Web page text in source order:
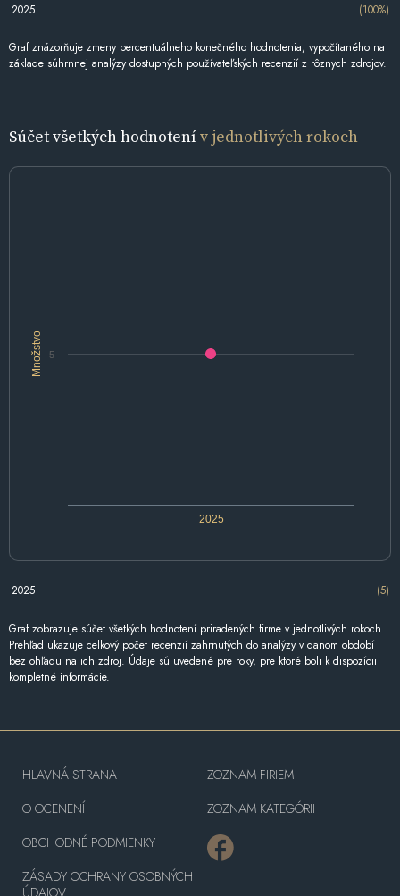
2025 (100%)
Graf znázorňuje zmeny percentuálneho konečného hodnotenia, vypočítaného na
základe súhrnnej analýzy dostupných používateľských recenzií z rôznych zdrojov.
Súčet všetkých hodnotenív jednotlivých rokoch
Množstvo
2025
5
2025 (5)
Graf zobrazuje súčet všetkých hodnotení priradených firme v jednotlivých rokoch.
Prehľad ukazuje celkový počet recenzií zahrnutých do analýzy v danom období
bez ohľadu na ich zdroj. Údaje sú uvedené pre roky, pre ktoré boli k dispozícii
kompletné informácie.
HLAVNÁ STRANA
O OCENENÍ
OBCHODNÉ PODMIENKY
ZÁSADY OCHRANY OSOBNÝCH
ÚDAJOV
ZOZNAM FIRIEM
ZOZNAM KATEGÓRII